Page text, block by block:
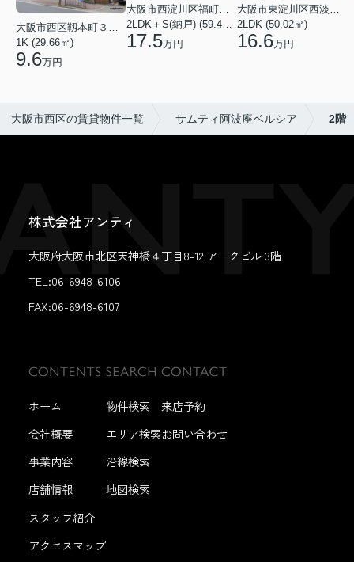
大阪市西区靱本町３丁目
1K (29.66㎡)
9.6万円
大阪市西淀川区福町２丁目
2LDK＋S(納戸) (59.48㎡)
17.5万円
大阪市東淀川区西淡路１丁目
2LDK (50.02㎡)
16.6万円
大阪市西区の賃貸物件一覧 サムティ阿波座ベルシア 2階
株式会社アンティ
大阪府大阪市北区天神橋４丁目8-12 アークビル 3階
TEL:06-6948-6106
FAX:06-6948-6107
ホーム
会社概要
事業内容
店舗情報
スタッフ紹介
アクセスマップ
物件検索
エリア検索
沿線検索
地図検索
来店予約
お問い合わせ